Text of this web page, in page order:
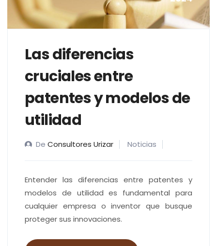
Las diferencias
cruciales entre
patentes y modelos de
utilidad
De Consultores Urizar Noticias
Entender las diferencias entre patentes y
modelos de utilidad es fundamental para
cualquier empresa o inventor que busque
proteger sus innovaciones.